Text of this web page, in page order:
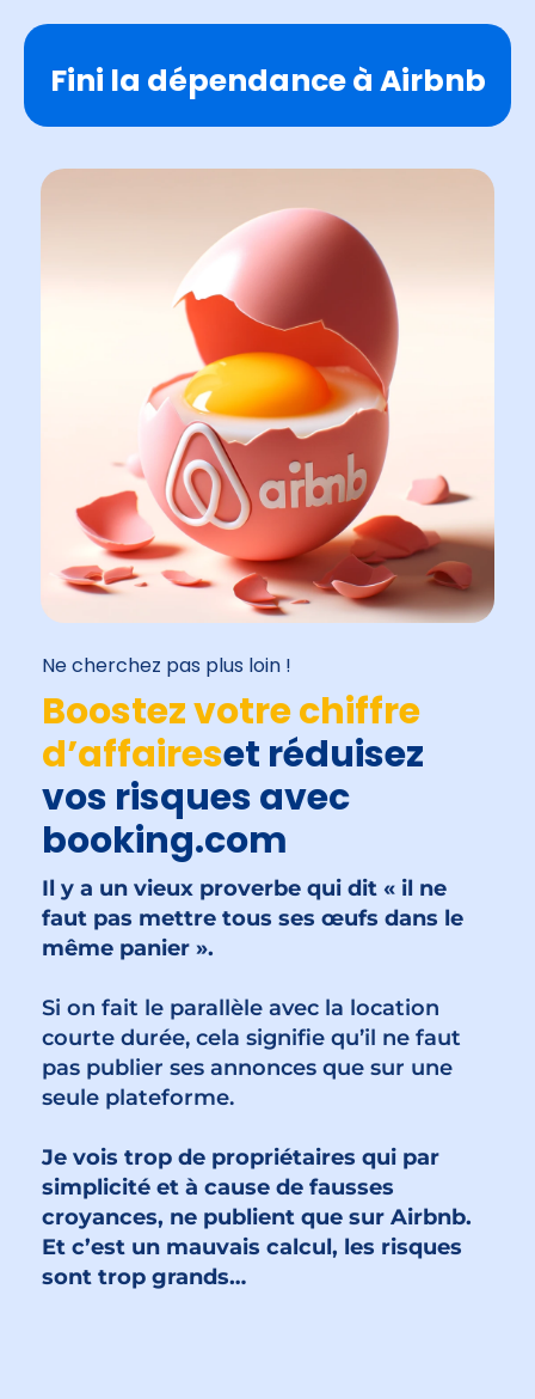
Fini la dépendance à Airbnb
Ne cherchez pas plus loin !
Boostez votre chiffre
d’affaireset réduisez
vos risques avec
booking.com
Il y a un vieux proverbe qui dit « il ne
faut pas mettre tous ses œufs dans le
même panier ».
Si on fait le parallèle avec la location
courte durée, cela signifie qu’il ne faut
pas publier ses annonces que sur une
seule plateforme.
Je vois trop de propriétaires qui par
simplicité et à cause de fausses
croyances, ne publient que sur Airbnb.
Et c’est un mauvais calcul, les risques
sont trop grands…